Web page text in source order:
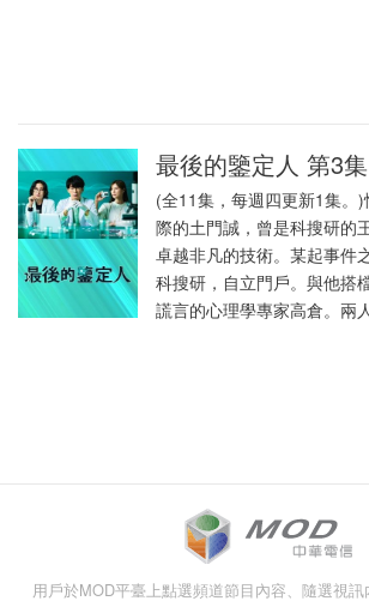
最後的鑒定人 第3集
(全11集，每週四更新1集。
際的土門誠，曾是科搜研的
卓越非凡的技術。某起事件
科搜研，自立門戶。與他搭
謊言的心理學專家高倉。兩
用戶於MOD平臺上點選頻道節目內容、隨選視